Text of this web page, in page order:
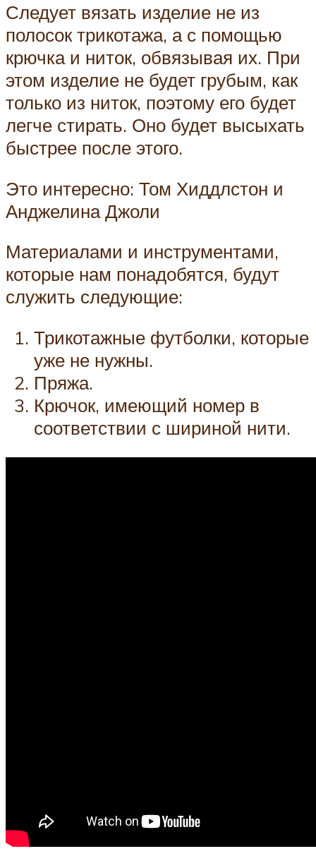
Следует вязать изделие не из
полосок трикотажа, а с помощью
крючка и ниток, обвязывая их. При
этом изделие не будет грубым, как
только из ниток, поэтому его будет
легче стирать. Оно будет высыхать
быстрее после этого.
Это интересно: Том Хиддлстон и
Анджелина Джоли
Материалами и инструментами,
которые нам понадобятся, будут
служить следующие:
Трикотажные футболки, которые
уже не нужны.
Пряжа.
Крючок, имеющий номер в
соответствии с шириной нити.